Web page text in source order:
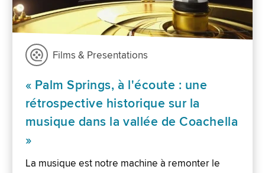
Films & Presentations
« Palm Springs, à l'écoute : une
rétrospective historique sur la
musique dans la vallée de Coachella
»
La musique est notre machine à remonter le